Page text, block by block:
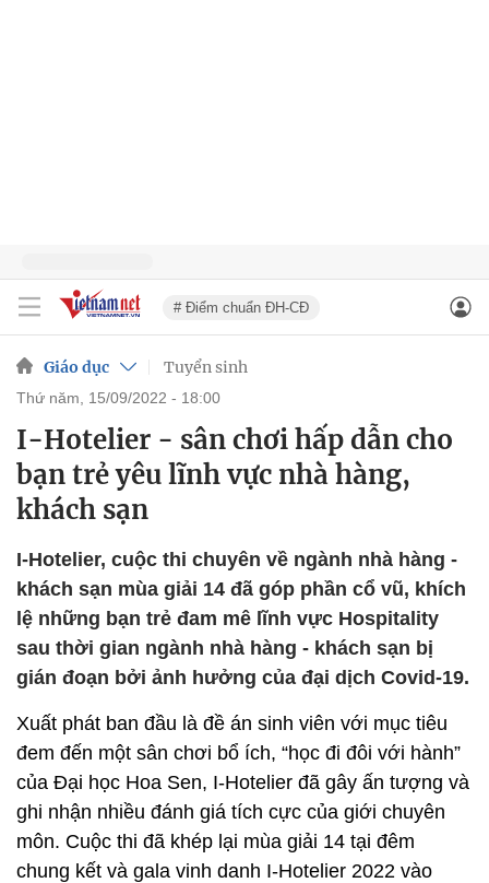
# Điểm chuẩn ĐH-CĐ
Giáo dục Tuyển sinh
thứ năm, 15/09/2022 - 18:00
I-Hotelier - sân chơi hấp dẫn cho
bạn trẻ yêu lĩnh vực nhà hàng,
khách sạn
I-Hotelier, cuộc thi chuyên về ngành nhà hàng -
khách sạn mùa giải 14 đã góp phần cổ vũ, khích
lệ những bạn trẻ đam mê lĩnh vực Hospitality
sau thời gian ngành nhà hàng - khách sạn bị
gián đoạn bởi ảnh hưởng của đại dịch Covid-19.
Xuất phát ban đầu là đề án sinh viên với mục tiêu
đem đến một sân chơi bổ ích, “học đi đôi với hành”
của Đại học Hoa Sen, I-Hotelier đã gây ấn tượng và
ghi nhận nhiều đánh giá tích cực của giới chuyên
môn. Cuộc thi đã khép lại mùa giải 14 tại đêm
chung kết và gala vinh danh I-Hotelier 2022 vào